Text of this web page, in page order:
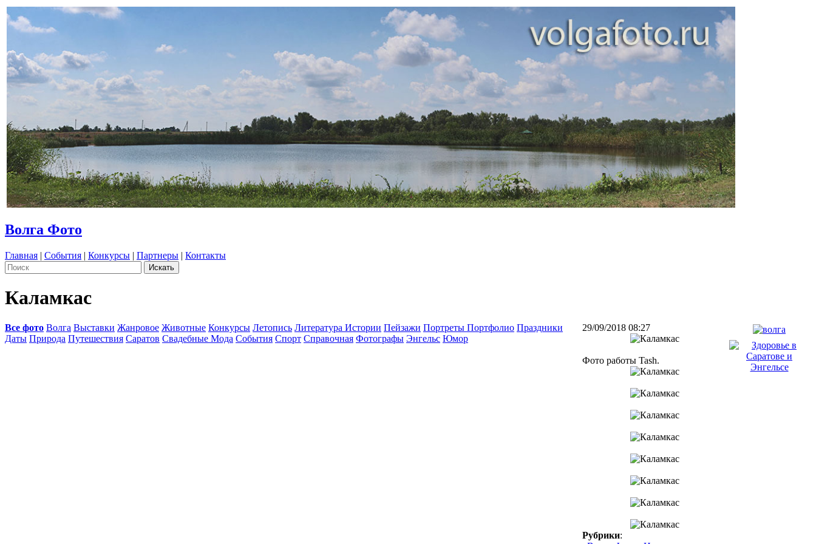
Волга Фото
Главная | События | Конкурсы | Партнеры | Контакты
Каламкас
Все фото Волга Выставки Жанровое Животные Конкурсы Летопись Литература Истории Пейзажи Портреты Портфолио Праздники
Даты Природа Путешествия Саратов Свадебные Мода События Спорт Справочная Фотографы Энгельс Юмор
29/09/2018 08:27
Фото работы Tash.
Рубрики: